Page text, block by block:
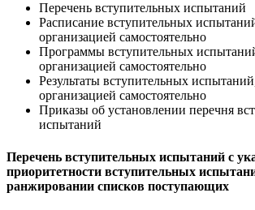
Перечень вступительных испытаний
Расписание вступительных
организацией самостоятельно
Программы вступительных
организацией самостоятельно
Результаты вступительных
организацией самостоятельно
Приказы об установлении перечня
испытаний
Перечень вступительных испытаний с
приоритетности вступительных
ранжировании списков поступающих